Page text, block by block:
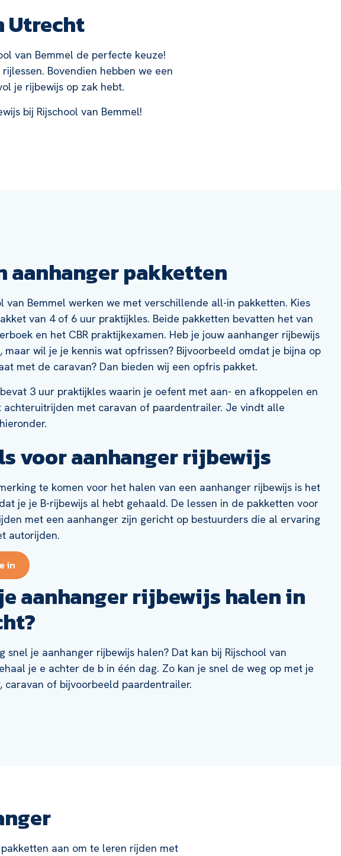
Utrecht
van Bemmel de perfecte keuze!
Bovendien hebben we een
je rijbewijs op zak hebt.
bij Rijschool van Bemmel!
aanhanger pakketten
van Bemmel werken we met verschillende all-in pakketten. Kies
van 4 of 6 uur praktijkles. Beide pakketten bevatten het van
en het CBR praktijkexamen. Heb je jouw aanhanger rijbewijs
maar wil je je kennis wat opfrissen? Bijvoorbeeld omdat je bijna op
met de caravan? Dan bieden wij een opfris pakket.
3 uur praktijkles waarin je oefent met aan- en afkoppelen en
achteruitrijden met caravan of paardentrailer. Je vindt alle
voor aanhanger rijbewijs
te komen voor het halen van een aanhanger rijbewijs is het
je je B-rijbewijs al hebt gehaald. De lessen in de pakketten voor
met een aanhanger zijn gericht op bestuurders die al ervaring
autorijden.
in
aanhanger rijbewijs halen in
snel je aanhanger rijbewijs halen? Dat kan bij Rijschool van
je e achter de b in één dag. Zo kan je snel de weg op met je
caravan of bijvoorbeeld paardentrailer.
aan om te leren rijden met